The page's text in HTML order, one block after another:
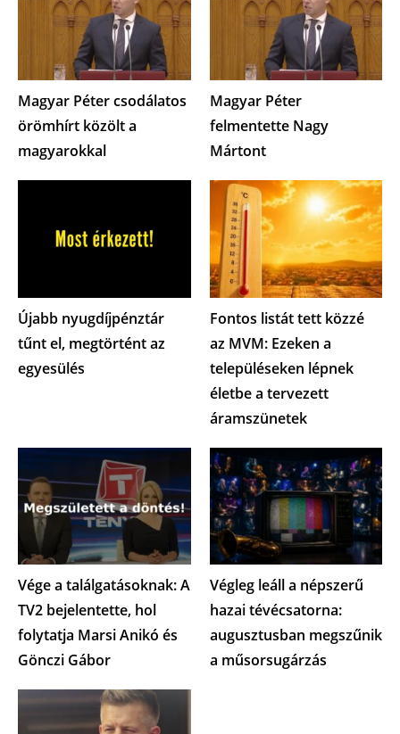
Magyar Péter csodálatos
örömhírt közölt a
magyarokkal
Magyar Péter
felmentette Nagy
Mártont
Újabb nyugdíjpénztár
tűnt el, megtörtént az
egyesülés
Fontos listát tett közzé
az MVM: Ezeken a
településeken lépnek
életbe a tervezett
áramszünetek
Vége a találgatásoknak: A
TV2 bejelentette, hol
folytatja Marsi Anikó és
Gönczi Gábor
Végleg leáll a népszerű
hazai tévécsatorna:
augusztusban megszűnik
a műsorsugárzás